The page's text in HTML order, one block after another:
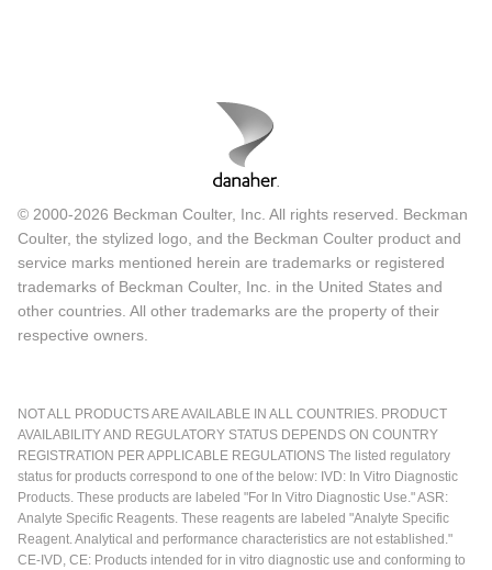
© 2000-2026 Beckman Coulter, Inc. All rights reserved. Beckman
Coulter, the stylized logo, and the Beckman Coulter product and
service marks mentioned herein are trademarks or registered
trademarks of Beckman Coulter, Inc. in the United States and
other countries. All other trademarks are the property of their
respective owners.
NOT ALL PRODUCTS ARE AVAILABLE IN ALL COUNTRIES. PRODUCT
AVAILABILITY AND REGULATORY STATUS DEPENDS ON COUNTRY
REGISTRATION PER APPLICABLE REGULATIONS The listed regulatory
status for products correspond to one of the below: IVD: In Vitro Diagnostic
Products. These products are labeled "For In Vitro Diagnostic Use." ASR:
Analyte Specific Reagents. These reagents are labeled "Analyte Specific
Reagent. Analytical and performance characteristics are not established."
CE-IVD, CE: Products intended for in vitro diagnostic use and conforming to